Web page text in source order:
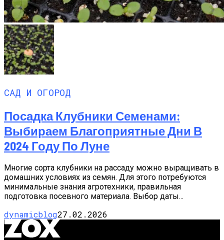
САД И ОГОРОД
Посадка Клубники Семенами:
Выбираем Благоприятные Дни В
2024 Году По Луне
Многие сорта клубники на рассаду можно выращивать в
домашних условиях из семян. Для этого потребуются
минимальные знания агротехники, правильная
подготовка посевного материала. Выбор даты...
dynamicblog27.02.2026